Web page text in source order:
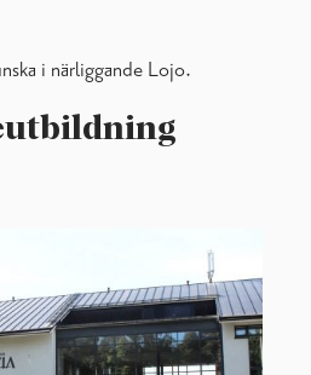
i närliggande Lojo.